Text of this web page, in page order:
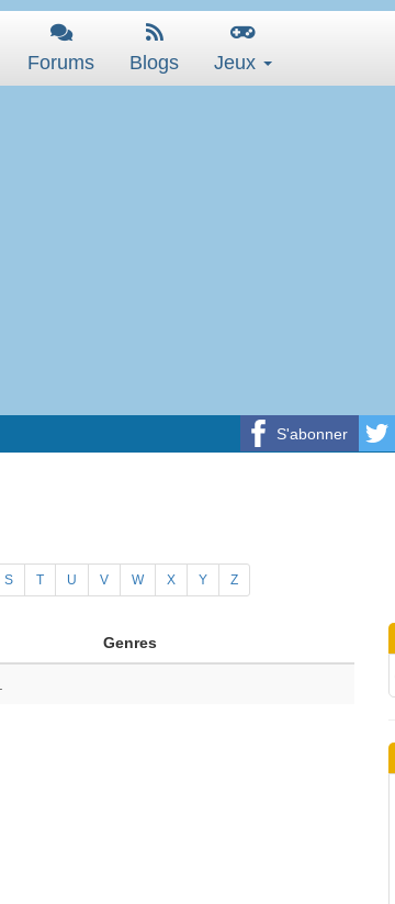
Forums Blogs Jeux
S'abonner
S T U V W X Y Z
Genres